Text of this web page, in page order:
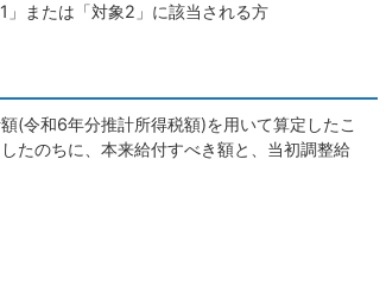
」または「対象2」に該当される方
(令和6年分推計所得税額)を用いて算定したこ
たのちに、本来給付すべき額と、当初調整給